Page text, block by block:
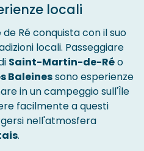
locali
Ré conquista con il suo
locali. Passeggiare
Saint-Martin-de-Réo
Baleinessono esperienze
in un campeggio sull'Île
facilmente a questi
nell'atmosfera
.